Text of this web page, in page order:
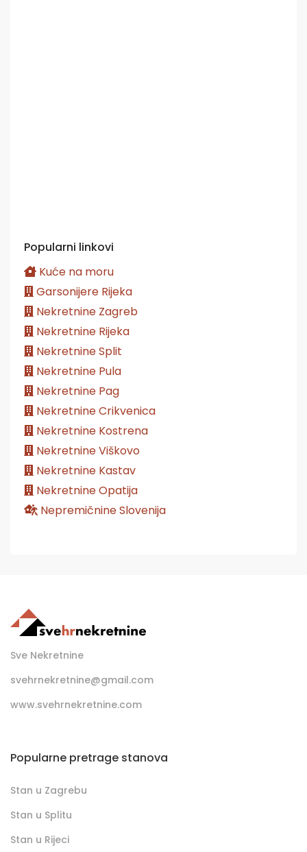
Popularni linkovi
Kuće na moru
Garsonijere Rijeka
Nekretnine Zagreb
Nekretnine Rijeka
Nekretnine Split
Nekretnine Pula
Nekretnine Pag
Nekretnine Crikvenica
Nekretnine Kostrena
Nekretnine Viškovo
Nekretnine Kastav
Nekretnine Opatija
Nepremičnine Slovenija
Sve Nekretnine
svehrnekretnine@gmail.com
www.svehrnekretnine.com
Popularne pretrage stanova
Stan u Zagrebu
Stan u Splitu
Stan u Rijeci